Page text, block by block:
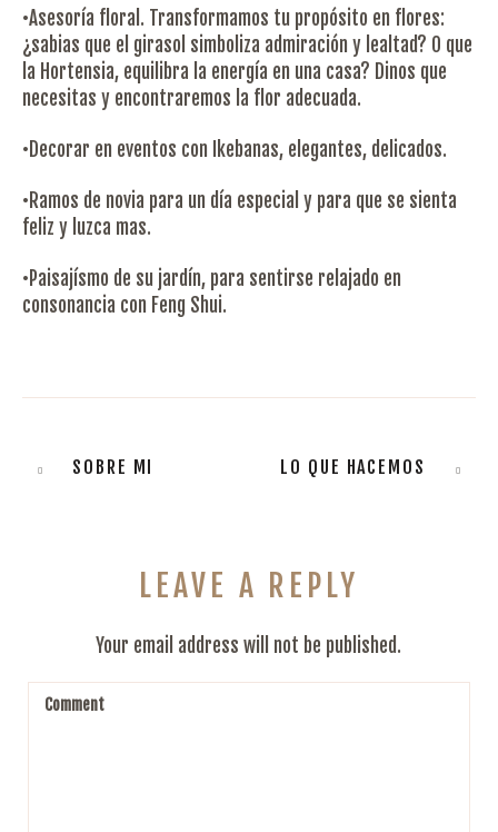
•Asesoría floral. Transformamos tu propósito en flores:
¿sabias que el girasol simboliza admiración y lealtad? O que
la Hortensia, equilibra la energía en una casa? Dinos que
necesitas y encontraremos la flor adecuada.
•Decorar en eventos con Ikebanas, elegantes, delicados.
•Ramos de novia para un día especial y para que se sienta
feliz y luzca mas.
•Paisajísmo de su jardín, para sentirse relajado en
consonancia con Feng Shui.
SOBRE MI LO QUE HACEMOS
LEAVE A REPLY
Your email address will not be published.
Comment